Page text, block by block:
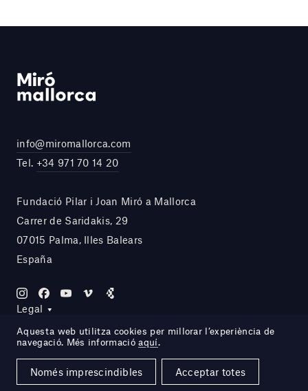
info@miromallorca.com
Tel. +34 971 70 14 20
Fundació Pilar i Joan Miró a Mallorca
Carrer de Saridakis, 29
07015 Palma, Illes Balears
España
Legal
Site by DOMO—A
Aquesta web utilitza cookies per millorar l’experiència de
navegació. Més informacióaquí.
Només imprescindibles Acceptar totes